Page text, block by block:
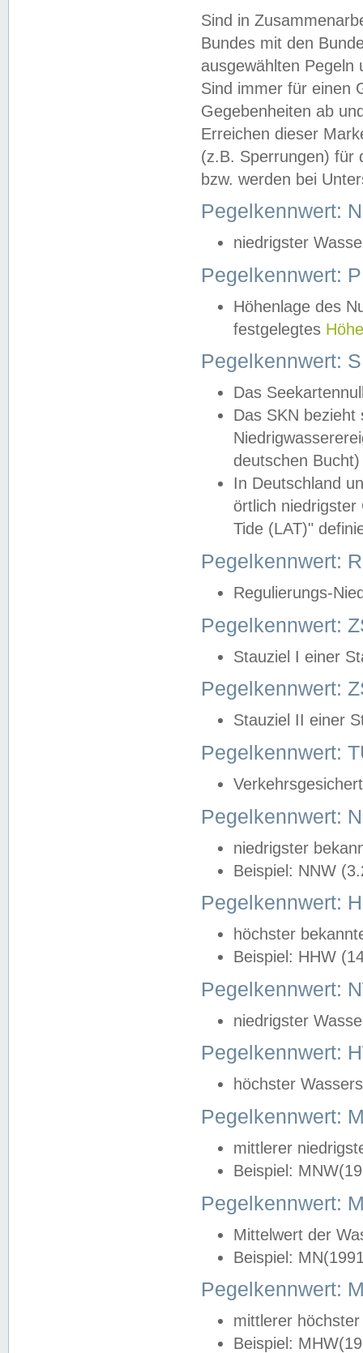
Sind in
Bundes mit den
ausgewählten
Sind immer für einen
Gegebenheiten ab
Erreichen dieser
(z.B. Sperrungen) für
bzw. werden bei
Pegelkennwert:
niedrigster
Pegelkennwert:
Höhenlage des
festgelegtes
Pegelkennwert:
Das
Das SKN
deutschen
In Deutschland
örtlich
Tide (LAT)"
Pegelkennwert:
Regulierungs-
Pegelkennwert:
Stauziel I einer
Pegelkennwert:
Stauziel II einer
Pegelkennwert:
Pegelkennwert:
niedrigster
Beispiel: NNW
Pegelkennwert:
höchster
Beispiel: HHW
Pegelkennwert:
niedrigster
Pegelkennwert:
höchster
Pegelkennwert:
mittlerer
Beispiel:
Pegelkennwert:
Mittelwert der
Beispiel:
Pegelkennwert:
mittlerer
Beispiel: